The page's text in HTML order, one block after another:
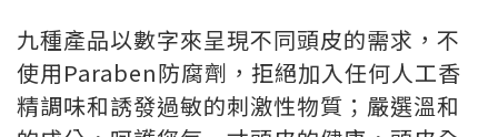
九種產品以數字來呈現不同頭皮的需求，不
使用Paraben防腐劑，拒絕加入任何人工香
精調味和誘發過敏的刺激性物質；嚴選溫和